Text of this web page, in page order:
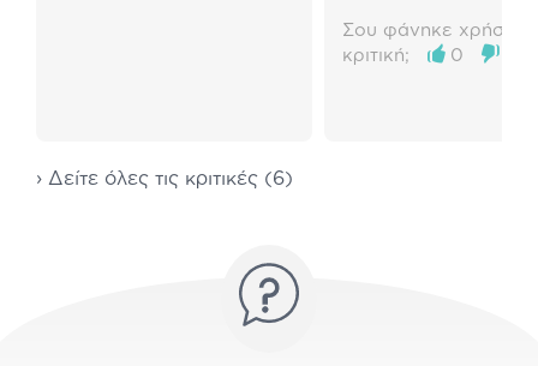
Σου φάνηκε χρήσιμη
κριτική;
0
› Δείτε όλες τις κριτικές (6)